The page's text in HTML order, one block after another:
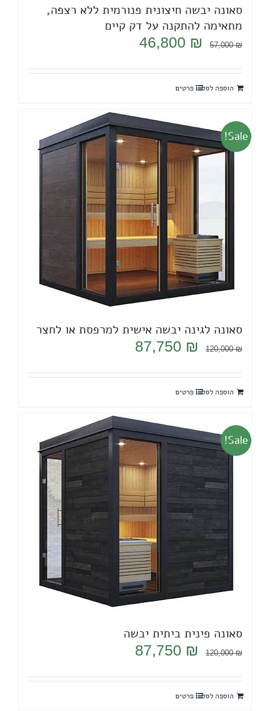
סאונה יבשה חיצונית פנורמית ללא רצפה,
מתאימה להתקנה על דק קיים
57,000₪
המחיר
היה:
57,000 ₪.
46,800 ₪
המחיר
הוא:
הוספה לסל פרטים
Sale!
סאונה לגינה יבשה אישית למרפסת או לחצר
120,000₪
המחיר
היה:
120,000 ₪.
87,750 ₪
המחיר
הוא:
הוספה לסל פרטים
Sale!
סאונה פינית ביתית יבשה
120,000₪
המחיר
היה:
120,000 ₪.
87,750 ₪
המחיר
הוא:
הוספה לסל פרטים